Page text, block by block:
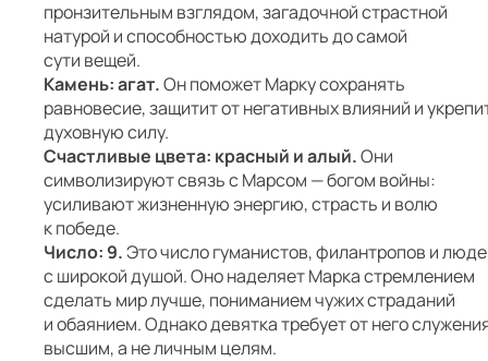
пронзительным взглядом, загадочной страстной
натурой и способностью доходить до самой
сути вещей.
Камень: агат.Он поможет Марку сохранять
равновесие, защитит от негативных влияний и
духовную силу.
Счастливые цвета: красный и алый.Они
символизируют связь с Марсом — богом войны:
усиливают жизненную энергию, страсть и волю
к победе.
Число: 9.Это число гуманистов, филантропов и
с широкой душой. Оно наделяет Марка стремлением
сделать мир лучше, пониманием чужих страданий
и обаянием. Однако девятка требует от него
высшим, а не личным целям.